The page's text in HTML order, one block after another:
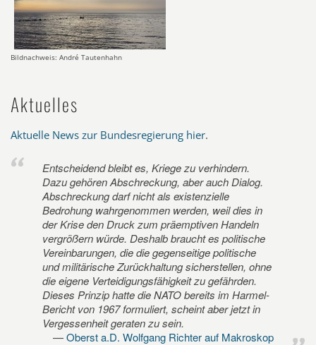
Bildnachweis: André Tautenhahn
Aktuelles
Aktuelle News zur Bundesregierung hier.
Entscheidend bleibt es, Kriege zu verhindern.
Dazu gehören Abschreckung, aber auch Dialog.
Abschreckung darf nicht als existenzielle
Bedrohung wahrgenommen werden, weil dies in
der Krise den Druck zum präemptiven Handeln
vergrößern würde. Deshalb braucht es politische
Vereinbarungen, die die gegenseitige politische
und militärische Zurückhaltung sicherstellen, ohne
die eigene Verteidigungsfähigkeit zu gefährden.
Dieses Prinzip hatte die NATO bereits im Harmel-
Bericht von 1967 formuliert, scheint aber jetzt in
Vergessenheit geraten zu sein.
Oberst a.D. Wolfgang Richter auf Makroskop